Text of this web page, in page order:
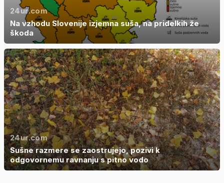
24ur.com
Na vzhodu Slovenije izjemna suša, na pridelkih že
škoda
24ur.com
Sušne razmere se zaostrujejo, pozivi k
odgovornemu ravnanju s pitno vodo